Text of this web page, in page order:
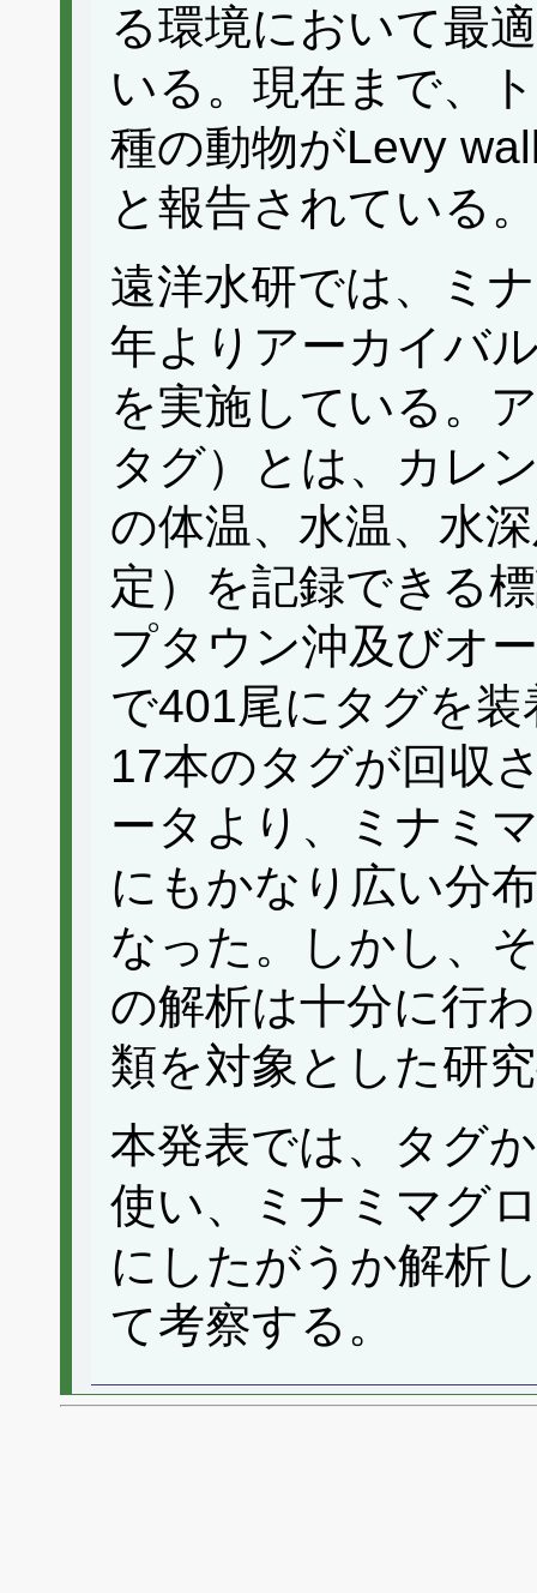
る環境において最
いる。現在まで、
種の動物がLevy
と報告されている。
遠洋水研では、ミ
年よりアーカイバ
を実施している。
タグ）とは、カレ
の体温、水温、水
定）を記録できる
プタウン沖及びオ
で401尾にタグを
17本のタグが回収
ータより、ミナミ
にもかなり広い分
なった。しかし、
の解析は十分に行
類を対象とした研
本発表では、タグ
使い、ミナミマグ
にしたがうか解析
て考察する。